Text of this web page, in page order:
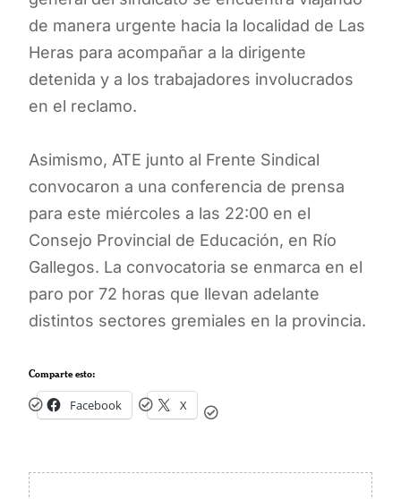
de manera urgente hacia la localidad de Las
Heras para acompañar a la dirigente
detenida y a los trabajadores involucrados
en el reclamo.
Asimismo, ATE junto al Frente Sindical
convocaron a una conferencia de prensa
para este miércoles a las 22:00 en el
Consejo Provincial de Educación, en Río
Gallegos. La convocatoria se enmarca en el
paro por 72 horas que llevan adelante
distintos sectores gremiales en la provincia.
Comparte esto:
Facebook X